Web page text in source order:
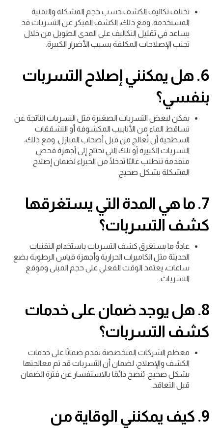
تختلف تكاليف الكشف حسب حجم المشكلة والتقنية
المستخدمة. ومع ذلك، الكشف المبكر عن التسربات قد
يساعد في تقليل التكاليف على المدى الطويل من خلال
تجنب الإصلاحات المكلفة بسبب الأضرار الكبيرة.
6. هل يمكنني إصلاح التسربات
بنفسي؟
يمكن لبعض التسربات الصغيرة مثل التسربات الناتجة عن
تساقط الماء من الأنابيب المكشوفة أو التشققات
السطحية أن تُعالج من قبل أصحاب المنازل. ومع ذلك،
التسربات الكبيرة أو تلك التي تحتاج إلى أجهزة فحص
متقدمة تتطلب غالبًا تدخلًا من الخبراء لضمان إصلاح
المشكلة بشكل صحيح.
7. ما هي المدة التي يستغرقها
كشف التسربات؟
عادةً ما يستغرق كشف التسربات باستخدام التقنيات
الحديثة مثل الكاميرات الحرارية وأجهزة قياس الرطوبة بضع
ساعات، يعتمد الوقت الفعلي على حجم المبنى وموقع
التسربات.
8. هل يوجد ضمان على خدمات
كشف التسربات؟
معظم الشركات المتخصصة تقدم ضمانًا على خدمات
الكشف والإصلاح، لضمان أن التسربات قد تم معالجتها
بشكل صحيح. يُنصح دائمًا بالاستفسار عن فترة الضمان
قبل التعاقد.
9. كيف يمكنني الوقاية من